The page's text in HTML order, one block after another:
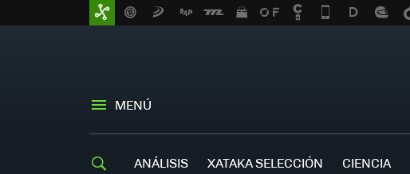
MENÚ
ANÁLISIS XATAKA SELECCIÓN CIENCIA